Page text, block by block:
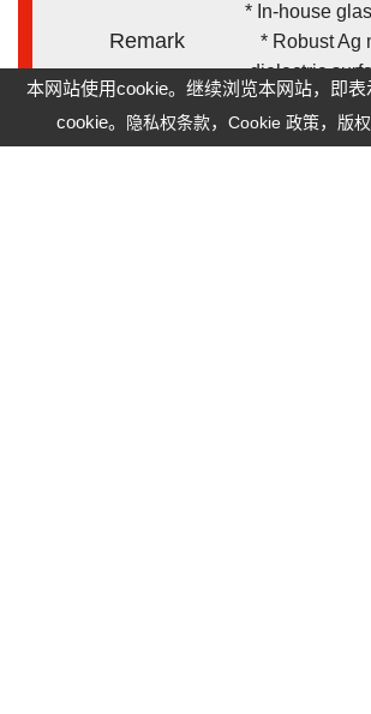
Remark
* In-house
* Robust Ag
dielectric
人才招募
本网站使用cookie。继续浏览本网站，即
cookie。
隐私权条款，Cookie 政策， 版